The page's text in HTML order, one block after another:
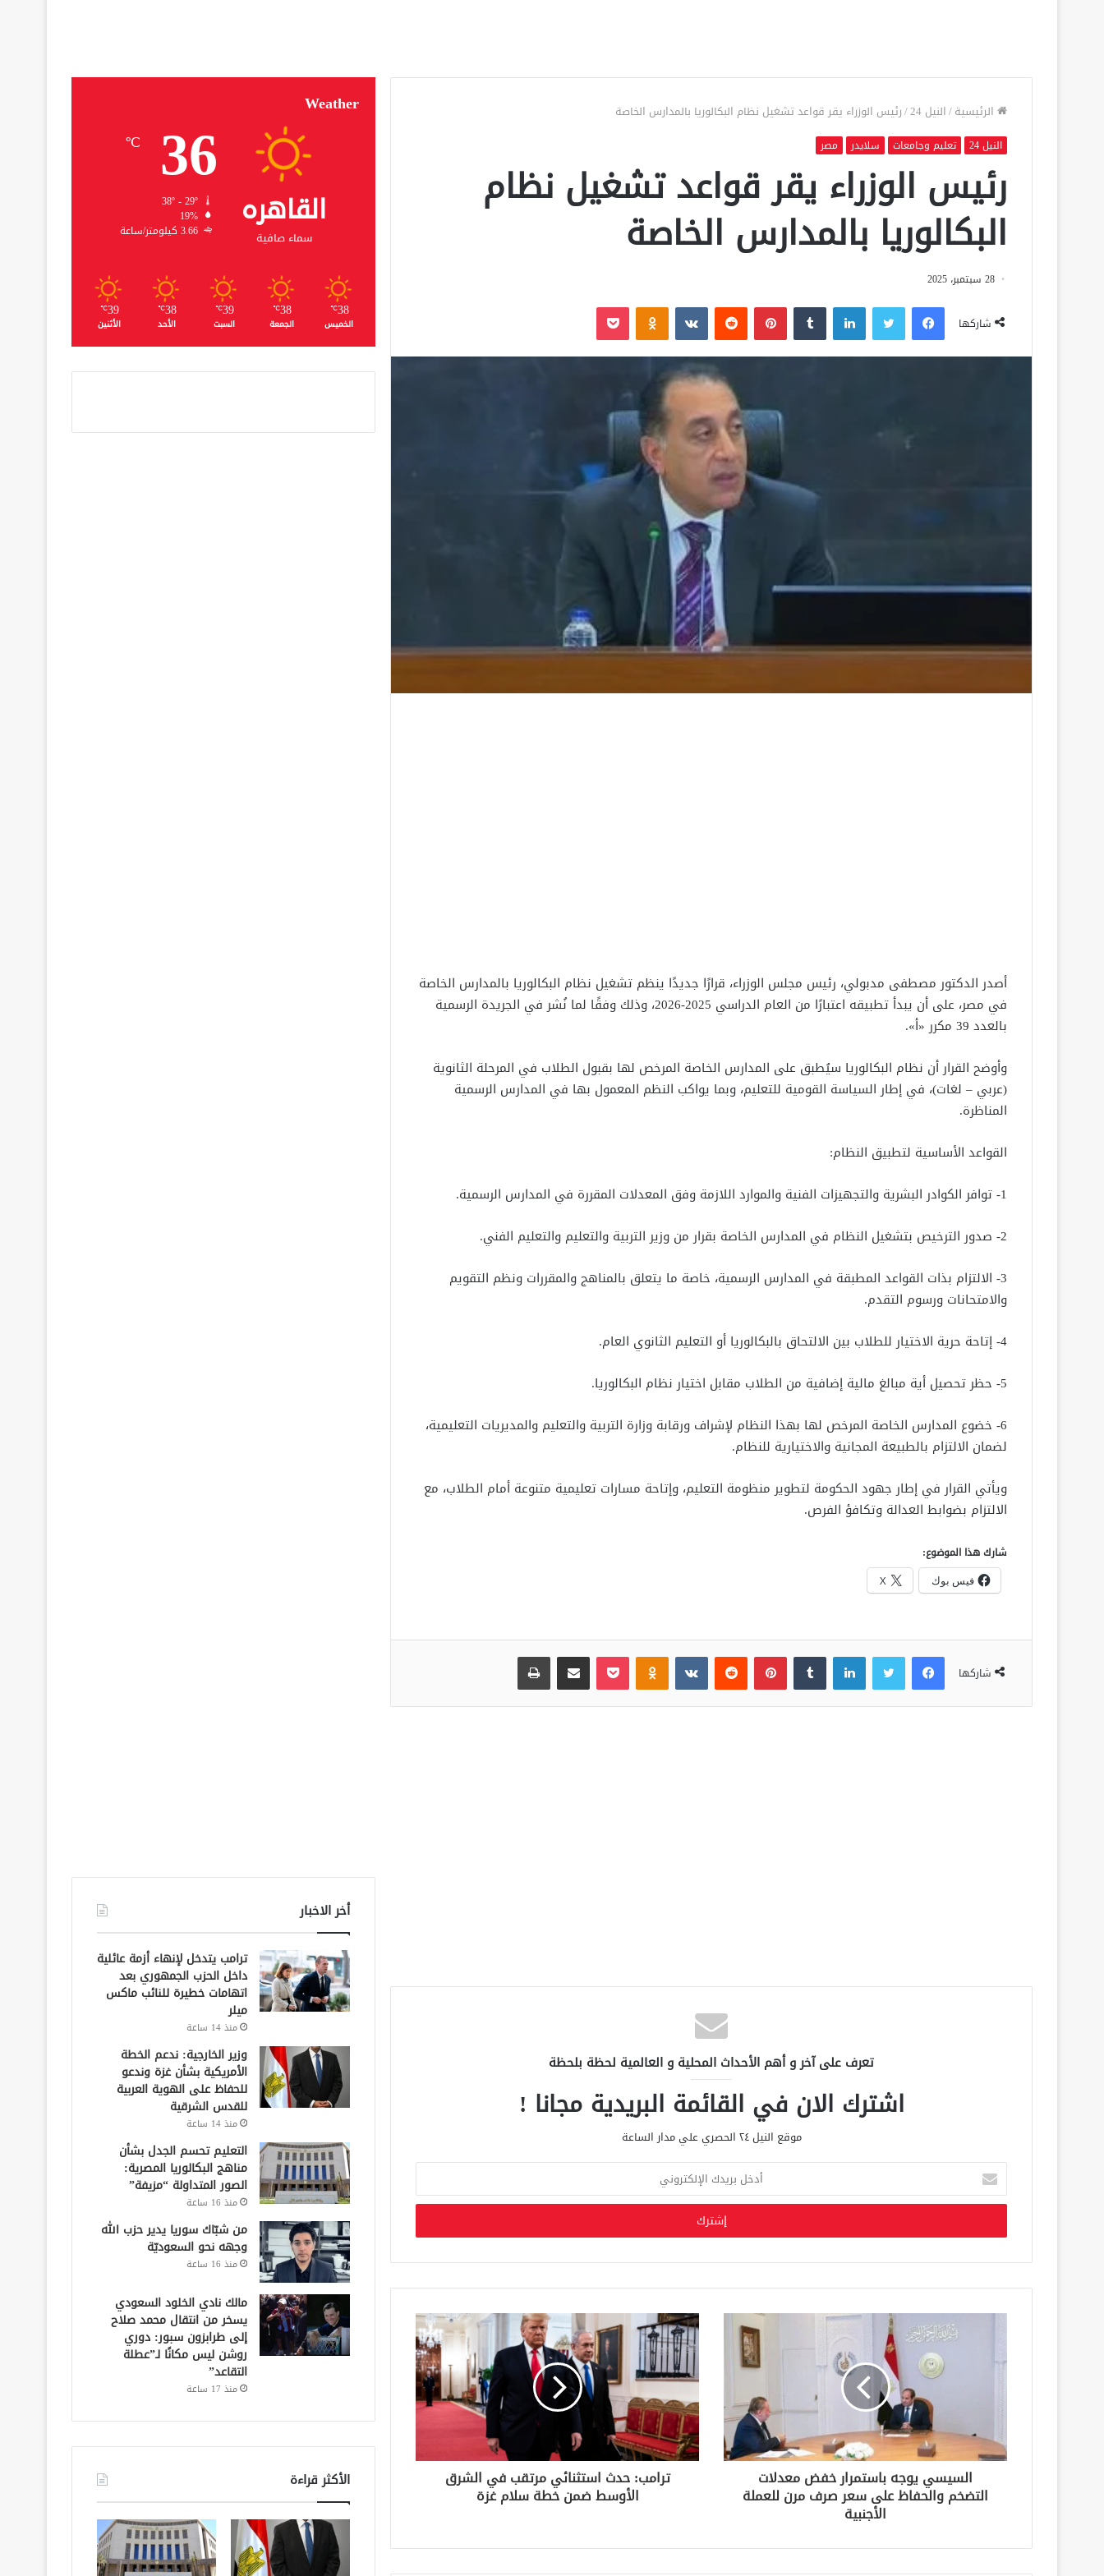
الرئيسية/النيل 24 /رئيس الوزراء يقر قواعد تشغيل نظام البكالوريا بالمدارس الخاصة
النيل 24 تعليم وجامعات سلايدر مصر
رئيس الوزراء يقر قواعد تشغيل نظام
البكالوريا بالمدارس الخاصة
28 سبتمبر، 2025
شاركها
فيسبوك لينكدإن بينتيريست
أصدر الدكتور مصطفى مدبولي، رئيس مجلس الوزراء، قرارًا جديدًا ينظم تشغيل نظام البكالوريا بالمدارس الخاصة
في مصر، على أن يبدأ تطبيقه اعتبارًا من العام الدراسي 2025-2026، وذلك وفقًا لما نُشر في الجريدة الرسمية
بالعدد 39 مكرر «أ».
وأوضح القرار أن نظام البكالوريا سيُطبق على المدارس الخاصة المرخص لها بقبول الطلاب في المرحلة الثانوية
(عربي – لغات)، في إطار السياسة القومية للتعليم، وبما يواكب النظم المعمول بها في المدارس الرسمية
المناظرة.
القواعد الأساسية لتطبيق النظام:
1- توافر الكوادر البشرية والتجهيزات الفنية والموارد اللازمة وفق المعدلات المقررة في المدارس الرسمية.
2- صدور الترخيص بتشغيل النظام في المدارس الخاصة بقرار من وزير التربية والتعليم والتعليم الفني.
3- الالتزام بذات القواعد المطبقة في المدارس الرسمية، خاصة ما يتعلق بالمناهج والمقررات ونظم التقويم
والامتحانات ورسوم التقدم.
4- إتاحة حرية الاختيار للطلاب بين الالتحاق بالبكالوريا أو التعليم الثانوي العام.
5- حظر تحصيل أية مبالغ مالية إضافية من الطلاب مقابل اختيار نظام البكالوريا.
6- خضوع المدارس الخاصة المرخص لها بهذا النظام لإشراف ورقابة وزارة التربية والتعليم والمديريات التعليمية،
لضمان الالتزام بالطبيعة المجانية والاختيارية للنظام.
ويأتي القرار في إطار جهود الحكومة لتطوير منظومة التعليم، وإتاحة مسارات تعليمية متنوعة أمام الطلاب، مع
الالتزام بضوابط العدالة وتكافؤ الفرص.
شارك هذا الموضوع:
فيس بوك X
شاركها
فيسبوك لينكدإن بينتيريست بوكيت
تعرف على آخر و أهم الأحداث المحلية و العالمية لحظة بلحظة
اشترك الان في القائمة البريدية مجانا !
موقع النيل ٢٤ الحصري علي مدار الساعة
خ
ب
ر
د
ك
إ
و
ن
السيسي يوجه باستمرار خفض معدلات
التضخم والحفاظ على سعر صرف مرن للعملة
الأجنبية
ترامب: حدث استثنائي مرتقب في الشرق
الأوسط ضمن خطة سلام غزة
Weather
القاهره
سماء صافية
36
℃
19%
3.66 كيلومتر/ساعة
38
℃
الخميس
38
℃
الجمعة
39
℃
السبت
38
℃
الأحد
39
℃
الأثنين
أخر الاخبار
ترامب يتدخل لإنهاء أزمة عائلية
داخل الحزب الجمهوري بعد
اتهامات خطيرة للنائب ماكس
ميلر
منذ 14 ساعة
وزير الخارجية: ندعم الخطة
الأمريكية بشأن غزة وندعو
للحفاظ على الهوية العربية
للقدس الشرقية
منذ 14 ساعة
التعليم تحسم الجدل بشأن
مناهج البكالوريا المصرية:
الصور المتداولة “مزيفة”
منذ 16 ساعة
من شبّاك سوريا يدير حزب الله
وجهه نحو السعوديّة
منذ 16 ساعة
مالك نادي الخلود السعودي
يسخر من انتقال محمد صلاح
إلى طرابزون سبور: دوري
روشن ليس مكانًا لـ”عطلة
التقاعد”
منذ 17 ساعة
الأكثر قراءة